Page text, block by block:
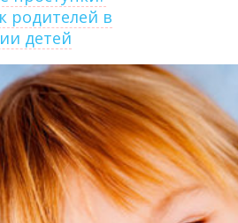
родителей в
детей